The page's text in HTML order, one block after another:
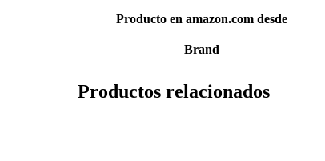
Producto en amazon.com desde
Brand
Productos relacionados